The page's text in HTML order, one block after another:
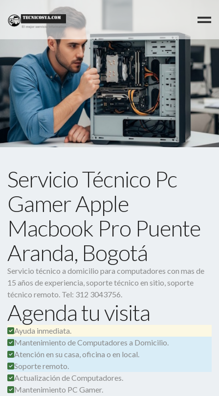
Servicio Técnico Pc
Gamer Apple
Macbook Pro Puente
Aranda, Bogotá
Servicio técnico a domicilio para computadores con mas de
15 años de experiencia, soporte técnico en sitio, soporte
técnico remoto. Tel: 312 3043756.
Agenda tu visita
Ayuda inmediata.
Mantenimiento de Computadores a Domicilio.
Atención en su casa, oficina o en local.
Soporte remoto.
Actualización de Computadores.
Mantenimiento PC Gamer.